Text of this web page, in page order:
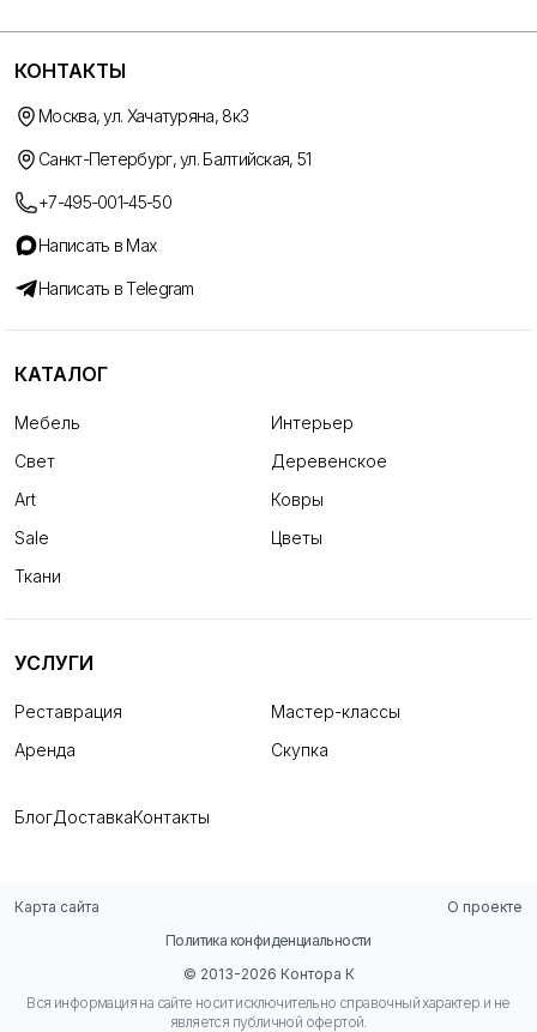
КОНТАКТЫ
Москва, ул. Хачатуряна, 8к3
Санкт-Петербург, ул. Балтийская, 51
+7-495-001-45-50
Написать в Max
Написать в Telegram
КАТАЛОГ
Мебель
Интерьер
Свет
Деревенское
Art
Ковры
Sale
Цветы
Ткани
УСЛУГИ
Реставрация
Мастер-классы
Аренда
Скупка
БлогДоставкаКонтакты
Карта сайта
О проекте
Политика конфиденциальности
© 2013-2026 Контора К
Вся информация на сайте носит исключительно справочный характер и не
является публичной офертой.